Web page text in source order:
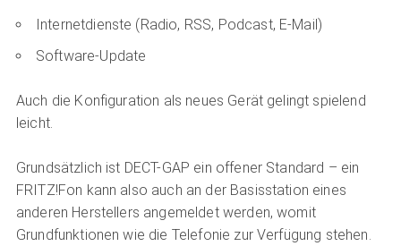
Internetdienste (Radio, RSS, Podcast, E-Mail)
Software-Update
Auch die Konfiguration als neues Gerät gelingt spielend
leicht.
Grundsätzlich ist DECT-GAP ein offener Standard – ein
FRITZ!Fon kann also auch an der Basisstation eines
anderen Herstellers angemeldet werden, womit
Grundfunktionen wie die Telefonie zur Verfügung stehen.